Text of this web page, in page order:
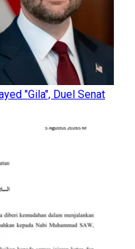
"Gila", Duel Senat